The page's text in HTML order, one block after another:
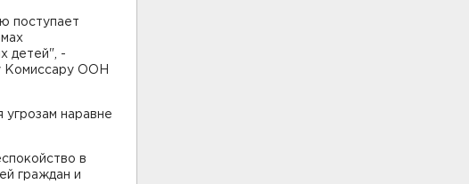
поступает
детей", -
Комиссару ООН
угрозам наравне
в
граждан и